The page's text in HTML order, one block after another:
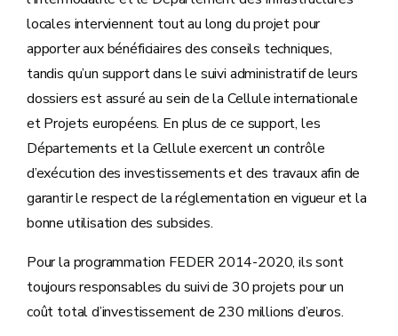
locales interviennent tout au long du projet pour
apporter aux bénéficiaires des conseils techniques,
tandis qu’un support dans le suivi administratif de leurs
dossiers est assuré au sein de la Cellule internationale
et Projets européens. En plus de ce support, les
Départements et la Cellule exercent un contrôle
d’exécution des investissements et des travaux afin de
garantir le respect de la réglementation en vigueur et la
bonne utilisation des subsides.
Pour la programmation FEDER 2014-2020, ils sont
toujours responsables du suivi de 30 projets pour un
coût total d’investissement de 230 millions d’euros.